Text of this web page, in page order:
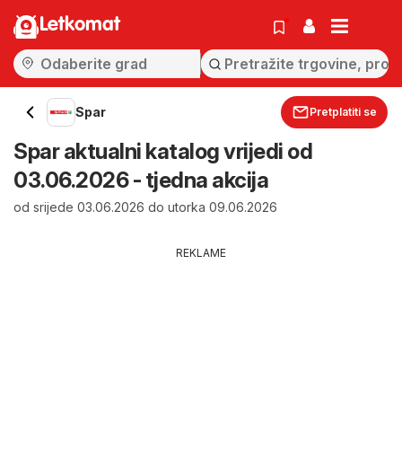
Letkomat
Spar Pretplatiti se
Spar aktualni katalog vrijedi od
03.06.2026 - tjedna akcija
od srijede 03.06.2026 do utorka 09.06.2026
REKLAME